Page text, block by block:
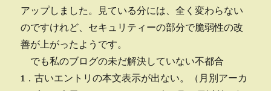
アップしました。見ている分には、全く変わらない
のですけれど、セキュリティーの部分で脆弱性の改
善が上がったようです。
でも私のブログの未だ解決していない不都合
1．古いエントリの本文表示が出ない。（月別アーカ